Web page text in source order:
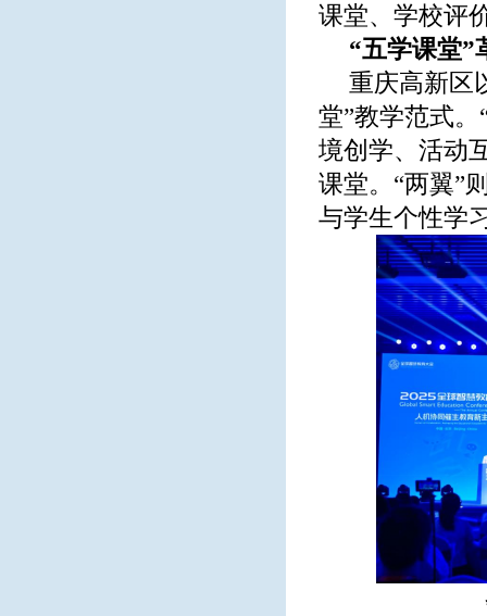
课堂、学校评
“五学课堂”
重庆高新区
堂”教学范式
境创学、活动
课堂。“两翼”
与学生个性学